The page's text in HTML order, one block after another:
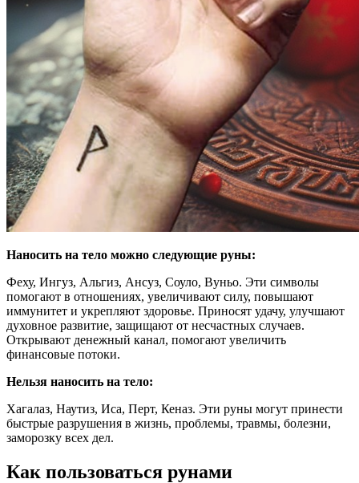
Наносить на тело можно следующие руны:
Феху, Ингуз, Альгиз, Ансуз, Соуло, Вуньо. Эти символы
помогают в отношениях, увеличивают силу, повышают
иммунитет и укрепляют здоровье. Приносят удачу, улучшают
духовное развитие, защищают от несчастных случаев.
Открывают денежный канал, помогают увеличить
финансовые потоки.
Нельзя наносить на тело:
Хагалаз, Наутиз, Иса, Перт, Кеназ. Эти руны могут принести
быстрые разрушения в жизнь, проблемы, травмы, болезни,
заморозку всех дел.
Как пользоваться рунами